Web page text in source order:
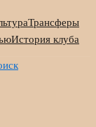
Трансферы
История клуба